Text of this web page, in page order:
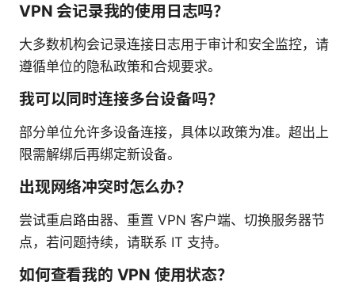
VPN 会记录我的使用日志吗？
大多数机构会记录连接日志用于审计和安全监控，请
遵循单位的隐私政策和合规要求。
我可以同时连接多台设备吗？
部分单位允许多设备连接，具体以政策为准。超出上
限需解绑后再绑定新设备。
出现网络冲突时怎么办？
尝试重启路由器、重置 VPN 客户端、切换服务器节
点，若问题持续，请联系 IT 支持。
如何查看我的 VPN 使用状态？